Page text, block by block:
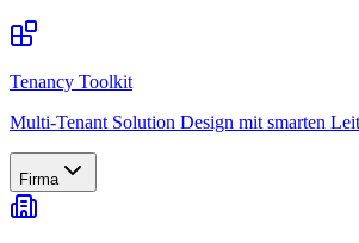
Tenancy Toolkit
Multi-Tenant Solution Design mit smarten
Firma